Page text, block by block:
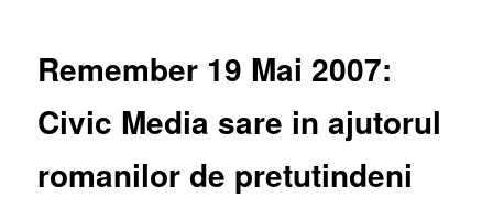
Remember 19 Mai 2007:
Civic Media sare in ajutorul
romanilor de pretutindeni